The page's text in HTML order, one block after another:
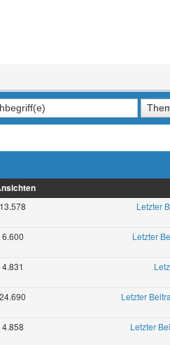
13.578 Letzter
6.600 Letzter
4.831
24.690 Letzter
4.858 Letzter